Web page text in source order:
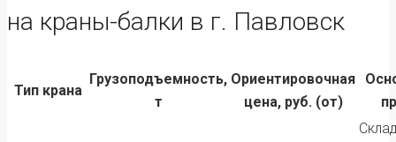
на краны-балки в г. Павловск
Тип крана
Грузоподъемность,
т
Ориентировочная
цена, руб. (от)